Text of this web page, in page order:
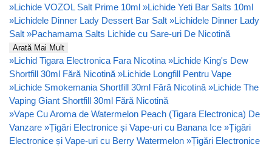
»Lichide VOZOL Salt Prime 10ml »Lichide Yeti Bar Salts 10ml
»Lichidele Dinner Lady Dessert Bar Salt »Lichidele Dinner Lady
Salt »Pachamama Salts Lichide cu Sare-uri De Nicotină
Arată Mai Mult
»Lichid Tigara Electronica Fara Nicotina »Lichide King's Dew
Shortfill 30ml Fără Nicotină »Lichide Longfill Pentru Vape
»Lichide Smokemania Shortfill 30ml Fără Nicotină »Lichide The
Vaping Giant Shortfill 30ml Fără Nicotină
»Vape Cu Aroma de Watermelon Peach (Tigara Electronica) De
Vanzare »Țigări Electronice și Vape-uri cu Banana Ice »Țigări
Electronice și Vape-uri cu Berry Watermelon »Țigări Electronice